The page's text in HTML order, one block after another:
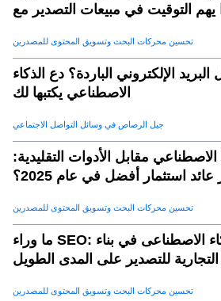
تحسين محركات البحث وتسويق المحتوى للمصدرين
الإلكتروني الباردة؟ دع الذكاء
الاصطناعي يكتبها لك
جيل الرصاص في وسائل التواصل الاجتماعي
مقابل الأدوات التقليدية:
عائد استثمار أفضل في عام 2025؟
تحسين محركات البحث وتسويق المحتوى للمصدرين
ما وراء SEO: كيف يساعد الذكاء الاصطناعى في بناء
التجارية للتصدير على المدى الطويل
تحسين محركات البحث وتسويق المحتوى للمصدرين